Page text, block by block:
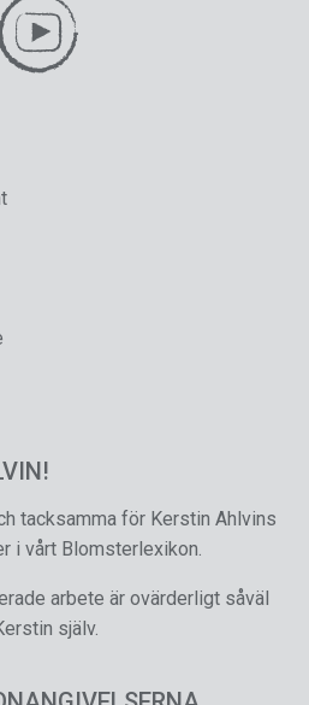
tacksamma för Kerstin Ahlvins
i vårt Blomsterlexikon.
arbete är ovärderligt såväl
själv.